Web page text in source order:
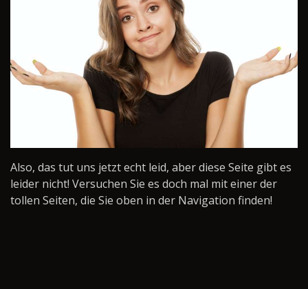
Also, das tut uns jetzt echt leid, aber diese Seite gibt es
leider nicht! Versuchen Sie es doch mal mit einer der
tollen Seiten, die Sie oben in der Navigation finden!